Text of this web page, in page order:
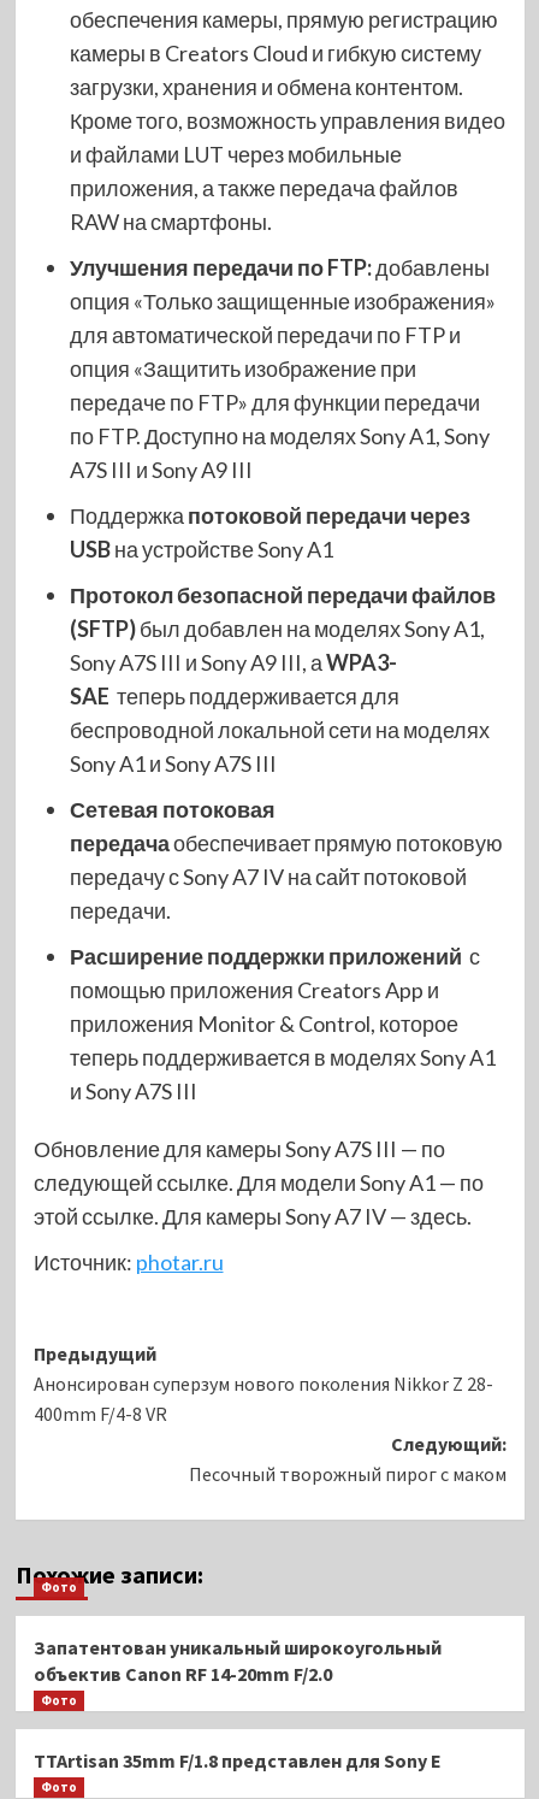
обеспечения камеры, прямую регистрацию
камеры в Creators Cloud и гибкую систему
загрузки, хранения и обмена контентом.
Кроме того, возможность управления видео
и файлами LUT через мобильные
приложения, а также передача файлов
RAW на смартфоны.
Улучшения передачи по FTP:добавлены
опция «Только защищенные изображения»
для автоматической передачи по FTP и
опция «Защитить изображение при
передаче по FTP» для функции передачи
по FTP. Доступно на моделях Sony A1, Sony
A7S III и Sony A9 III
Поддержка потоковой передачи через
USBна устройстве Sony A1
Протокол безопасной передачи файлов
(SFTP)был добавлен на моделях Sony A1,
Sony A7S III и Sony A9 III, аWPA3-
SAE теперь поддерживается для
беспроводной локальной сети на моделях
Sony A1 и Sony A7S III
Сетевая потоковая
передачаобеспечивает прямую потоковую
передачу с Sony A7 IV на сайт потоковой
передачи.
Расширение поддержки приложений с
помощью приложения Creators App и
приложения Monitor & Control, которое
теперь поддерживается в моделях Sony A1
и Sony A7S III
Обновление для камеры Sony A7S III — по
следующей ссылке. Для модели Sony A1 — по
этой ссылке. Для камеры Sony A7 IV — здесь.
Источник: photar.ru
Навигация
записи
Предыдущий
Анонсирован суперзум нового поколения Nikkor Z 28-
400mm F/4-8 VR
Следующий:
Песочный творожный пирог с маком
Похожие записи:
Фото
Запатентован уникальный широкоугольный
объектив Canon RF 14-20mm F/2.0
Фото
TTAr­ti­san 35mm F/1.8 представлен для Sony E
Фото